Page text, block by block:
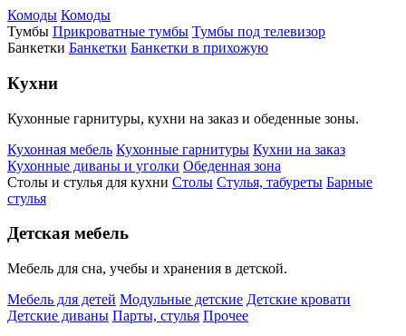
Комоды Комоды
Тумбы Прикроватные тумбы Тумбы под телевизор
Банкетки Банкетки Банкетки в прихожую
Кухни
Кухонные гарнитуры, кухни на заказ и обеденные зоны.
Кухонная мебель Кухонные гарнитуры Кухни на заказ
Кухонные диваны и уголки Обеденная зона
Столы и стулья для кухни Столы Стулья, табуреты Барные
стулья
Детская мебель
Мебель для сна, учебы и хранения в детской.
Мебель для детей Модульные детские Детские кровати
Детские диваны Парты, стулья Прочее